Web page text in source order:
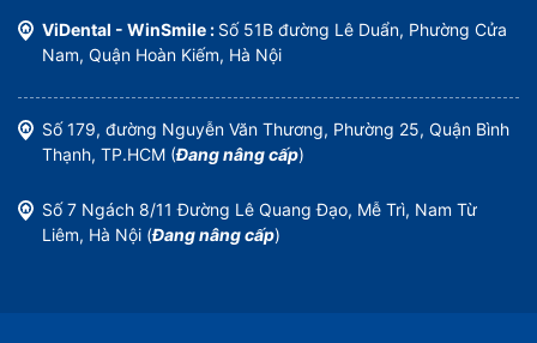
ViDental - WinSmile : Số 51B đường Lê Duẩn, Phường Cửa
Nam, Quận Hoàn Kiếm, Hà Nội
Số 179, đường Nguyễn Văn Thương, Phường 25, Quận Bình
Thạnh, TP.HCM (Đang nâng cấp)
Số 7 Ngách 8/11 Đường Lê Quang Đạo, Mễ Trì, Nam Từ
Liêm, Hà Nội (Đang nâng cấp)